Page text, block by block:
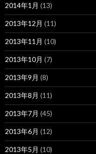
2014年1月 (13)
2013年12月 (11)
2013年11月 (10)
2013年10月 (7)
2013年9月 (8)
2013年8月 (11)
2013年7月 (45)
2013年6月 (12)
2013年5月 (10)